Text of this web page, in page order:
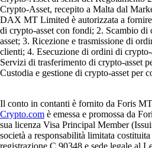
Crypto-Asset, recepito a Malta dal
DAX MT Limited è autorizzata a
di crypto-asset con fondi; 2. Scambio di
asset; 3. Ricezione e trasmissione di
clienti; 4. Esecuzione di ordini di
Servizi di trasferimento di crypto-asset
Custodia e gestione di crypto-asset per
Il conto in contanti è fornito da Foris
Crypto.com è emessa e promossa da
sua licenza Visa Principal Member
società a responsabilità limitata
registrazione C 90348 e sede legale al